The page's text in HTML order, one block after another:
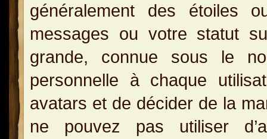
généralement des étoiles
messages ou votre statut
grande, connue sous le
personnelle à chaque
avatars et de décider de la
ne pouvez pas utiliser